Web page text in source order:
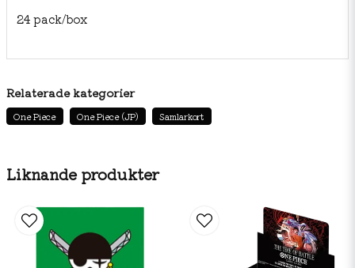
Liknande produkter
24 pack/box
Relaterade kategorier
One Piece One Piece (JP) Samlarkort